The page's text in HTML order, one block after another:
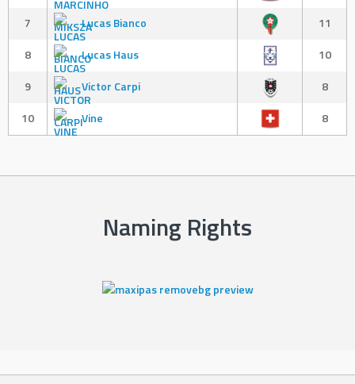
7
Lucas Bianco
11
8
Lucas Haus
10
9
Victor Carpi
8
10
Vine 8
Naming Rights